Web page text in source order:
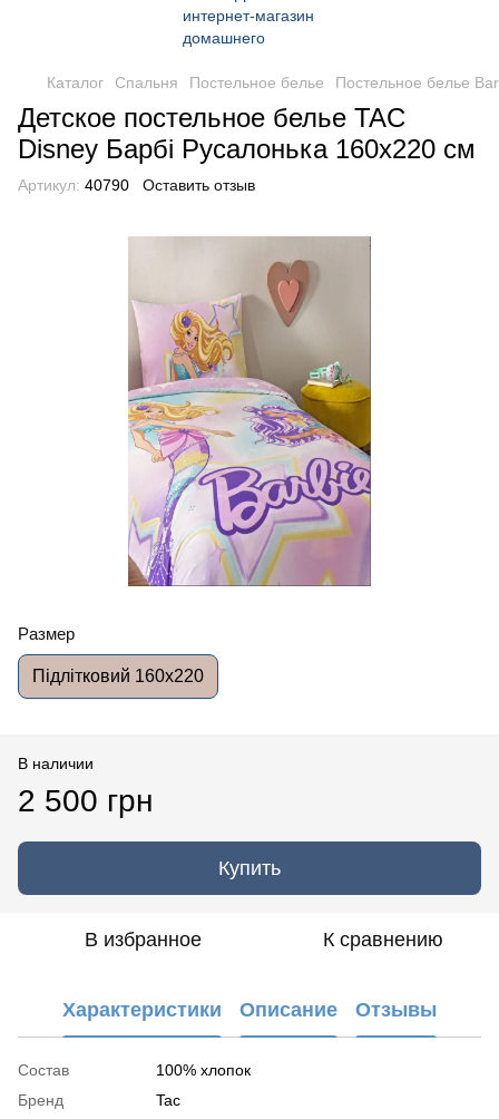
Каталог Спальня Постельное белье Постельное белье
Детское постельное белье TAC
Disney Барбі Русалонька 160х220 см
Артикул: 40790 Оставить отзыв
Размер
Підлітковий 160x220
В наличии
2 500 грн
Купить
В избранное К сравнению
Характеристики Описание Отзывы
Состав
100% хлопок
Бренд
Tac